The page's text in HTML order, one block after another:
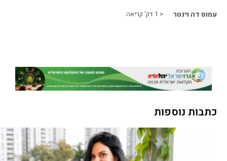
עמוס דה וינטר < 1 דק' קריאה
כתבות נוספות